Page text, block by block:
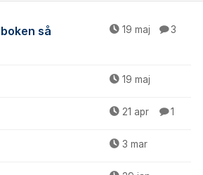
så
19 maj 3
19 maj
21 apr 1
3 mar